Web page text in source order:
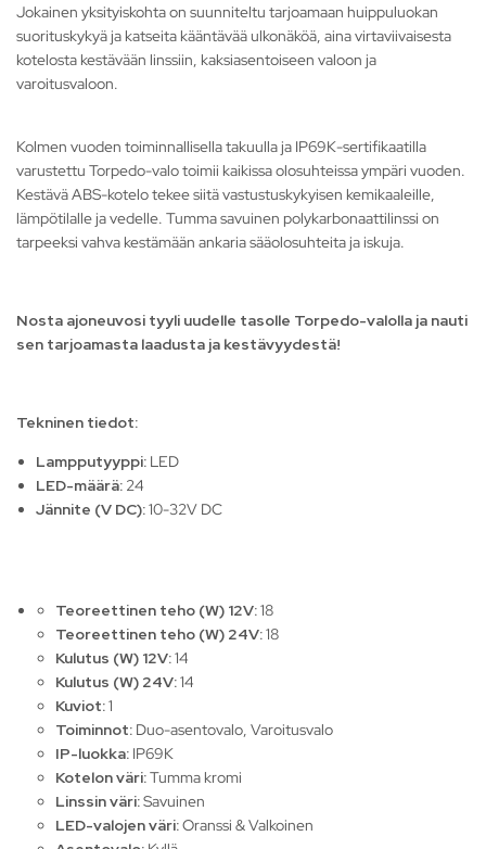
Jokainen yksityiskohta on suunniteltu tarjoamaan huippuluokan
suorituskykyä ja katseita kääntävää ulkonäköä, aina virtaviivaisesta
kotelosta kestävään linssiin, kaksiasentoiseen valoon ja
varoitusvaloon.
Kolmen vuoden toiminnallisella takuulla ja IP69K-sertifikaatilla
varustettu Torpedo-valo toimii kaikissa olosuhteissa ympäri vuoden.
Kestävä ABS-kotelo tekee siitä vastustuskykyisen kemikaaleille,
lämpötilalle ja vedelle. Tumma savuinen polykarbonaattilinssi on
tarpeeksi vahva kestämään ankaria sääolosuhteita ja iskuja.
Nosta ajoneuvosi tyyli uudelle tasolle Torpedo-valolla ja nauti
sen tarjoamasta laadusta ja kestävyydestä!
Tekninen tiedot:
Lampputyyppi: LED
LED-määrä: 24
Jännite (V DC):10-32V DC
Teoreettinen teho (W) 12V:18
Teoreettinen teho (W) 24V:18
Kulutus (W) 12V:14
Kulutus (W) 24V:14
Kuviot:1
Toiminnot: Duo-asentovalo, Varoitusvalo
IP-luokka: IP69K
Kotelon väri:Tumma kromi
Linssin väri:Savuinen
LED-valojen väri:Oranssi & Valkoinen